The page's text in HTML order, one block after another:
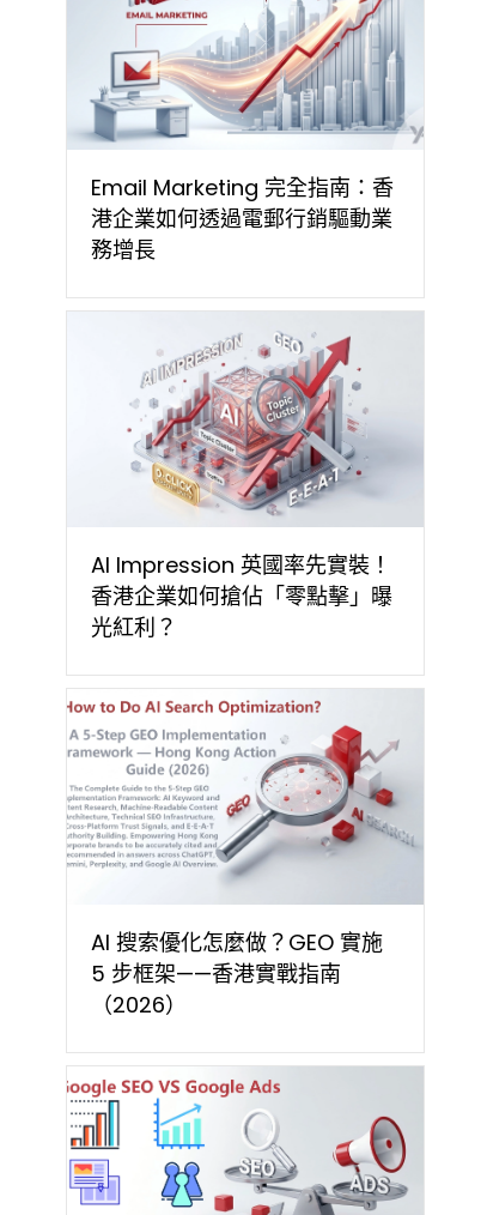
Email Marketing 完全指南：香
港企業如何透過電郵行銷驅動業
務增長
AI Impression 英國率先實裝！
香港企業如何搶佔「零點擊」曝
光紅利？
AI 搜索優化怎麼做？GEO 實施
5 步框架——香港實戰指南
（2026）